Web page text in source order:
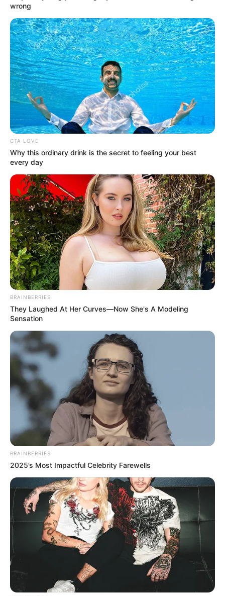
wrong
CTA LOVE
Why this ordinary drink is the secret to feeling your best
every day
BRAINBERRIES
They Laughed At Her Curves—Now She's A Modeling
Sensation
BRAINBERRIES
2025’s Most Impactful Celebrity Farewells